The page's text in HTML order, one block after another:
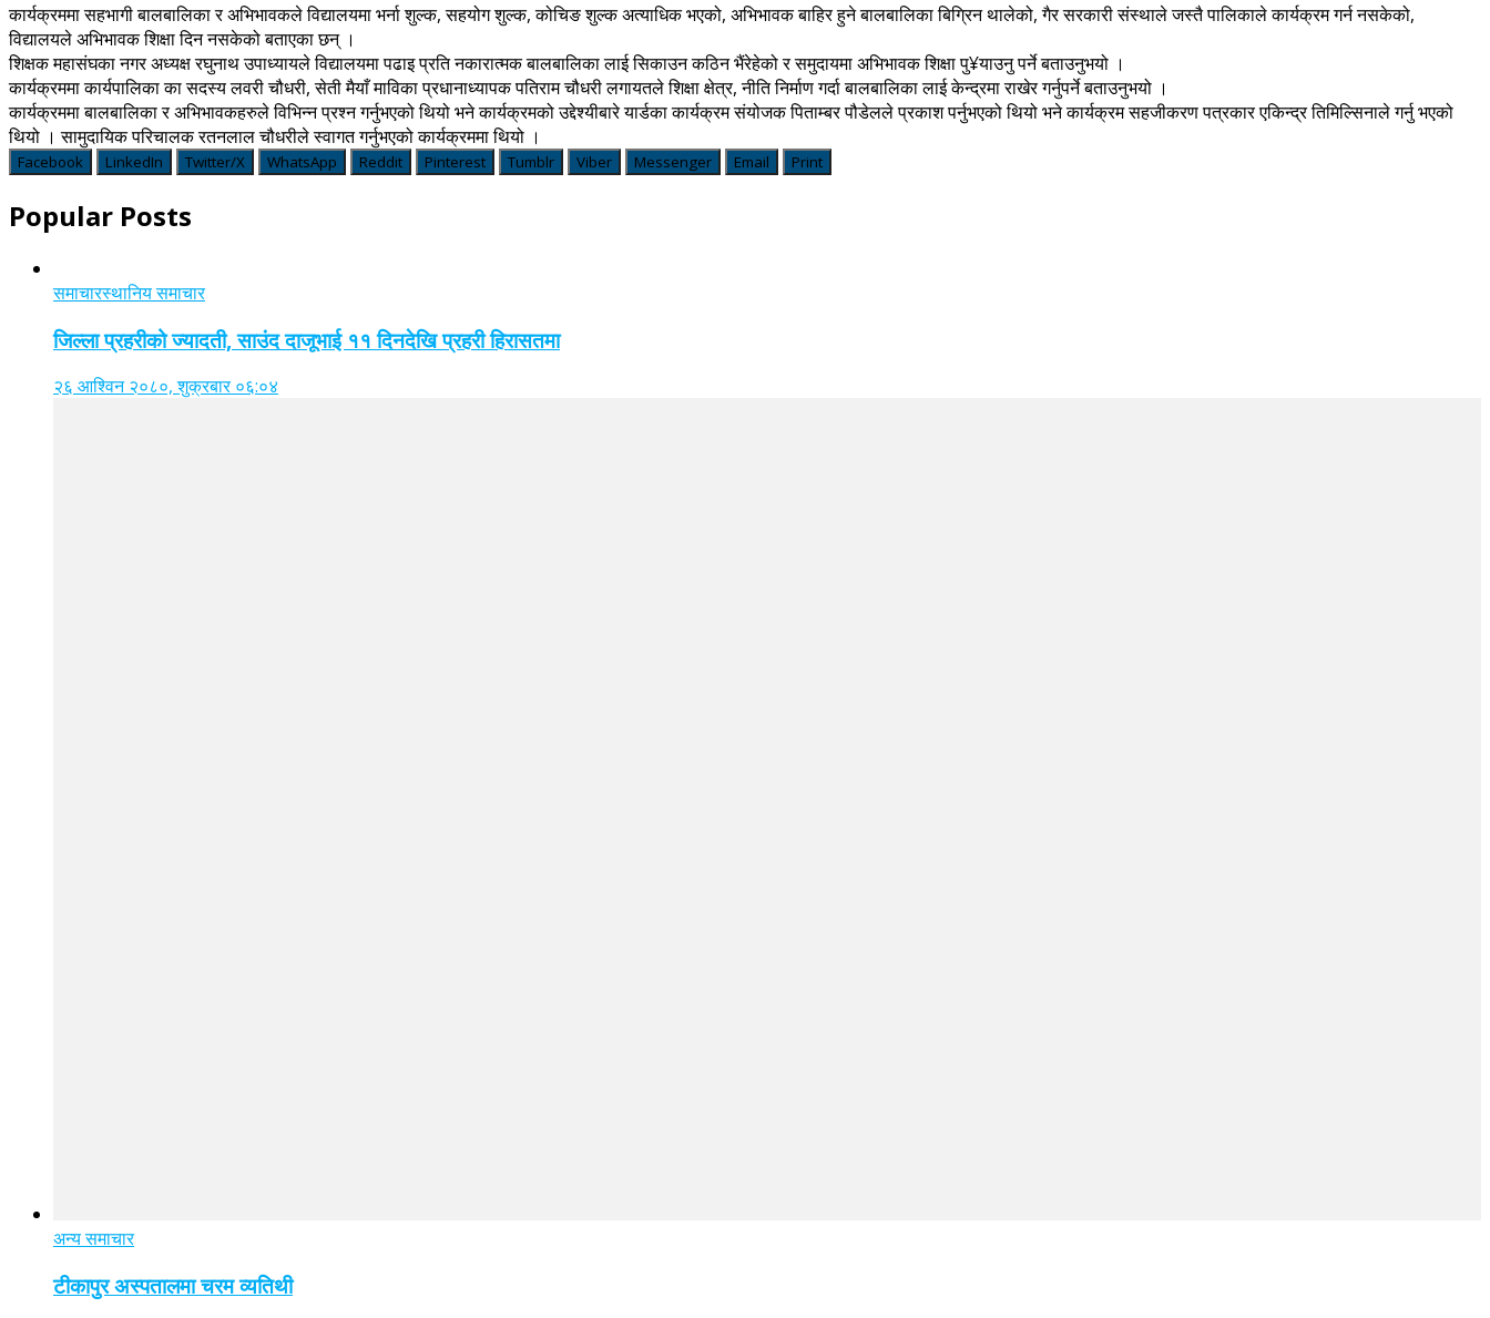
कार्यक्रममा सहभागी बालबालिका र अभिभावकले विद्यालयमा भर्ना शुल्क, सहयोग शुल्क, कोचिङ शुल्क अत्याधिक भएको, अभिभावक बाहिर हुने बालबालिका बिग्रिन थालेको, गैर सरकारी संस्थाले जस्तै पालिकाले कार्यक्रम गर्न नसकेको,
विद्यालयले अभिभावक शिक्षा दिन नसकेको बताएका छन् ।
शिक्षक महासंघका नगर अध्यक्ष रघुनाथ उपाध्यायले विद्यालयमा पढाइ प्रति नकारात्मक बालबालिका लाई सिकाउन कठिन भैंरेहेको र समुदायमा अभिभावक शिक्षा पु¥याउनु पर्ने बताउनुभयो ।
कार्यक्रममा कार्यपालिका का सदस्य लवरी चौधरी, सेती मैयाँ माविका प्रधानाध्यापक पतिराम चौधरी लगायतले शिक्षा क्षेत्र, नीति निर्माण गर्दा बालबालिका लाई केन्द्रमा राखेर गर्नुपर्ने बताउनुभयो ।
कार्यक्रममा बालबालिका र अभिभावकहरुले विभिन्न प्रश्न गर्नुभएको थियो भने कार्यक्रमको उद्देश्यीबारे यार्डका कार्यक्रम संयोजक पिताम्बर पौडेलले प्रकाश पर्नुभएको थियो भने कार्यक्रम सहजीकरण पत्रकार एकिन्द्र तिमिल्सिनाले गर्नु भएको
थियो । सामुदायिक परिचालक रतनलाल चौधरीले स्वागत गर्नुभएको कार्यक्रममा थियो ।
Facebook LinkedIn Twitter/X WhatsApp Reddit Pinterest Tumblr Viber Messenger Email Print
Popular Posts
समाचारस्थानिय समाचार
जिल्ला प्रहरीको ज्यादती, साउंद दाजूभाई ११ दिनदेखि प्रहरी हिरासतमा
२६ आश्विन २०८०, शुक्रबार ०६:०४
अन्य समाचार
टीकापुर अस्पतालमा चरम व्यतिथी